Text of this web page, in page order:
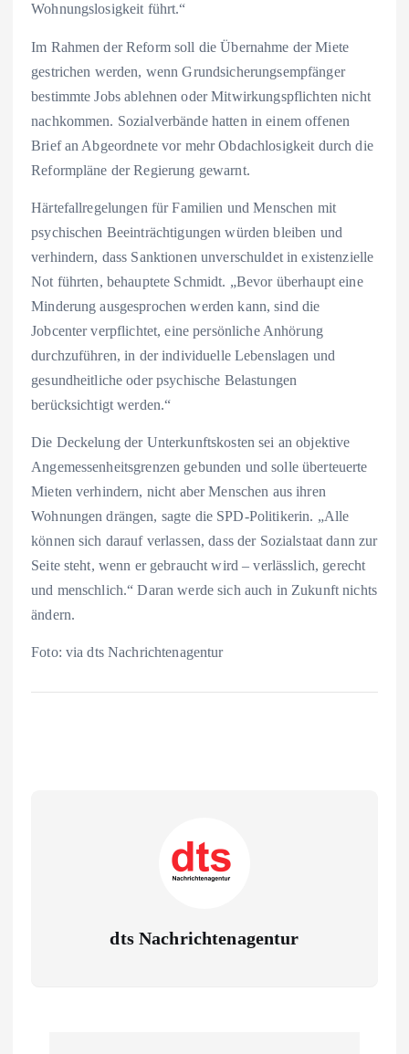
Wohnungslosigkeit führt.“
Im Rahmen der Reform soll die Übernahme der Miete
gestrichen werden, wenn Grundsicherungsempfänger
bestimmte Jobs ablehnen oder Mitwirkungspflichten nicht
nachkommen. Sozialverbände hatten in einem offenen
Brief an Abgeordnete vor mehr Obdachlosigkeit durch die
Reformpläne der Regierung gewarnt.
Härtefallregelungen für Familien und Menschen mit
psychischen Beeinträchtigungen würden bleiben und
verhindern, dass Sanktionen unverschuldet in existenzielle
Not führten, behauptete Schmidt. „Bevor überhaupt eine
Minderung ausgesprochen werden kann, sind die
Jobcenter verpflichtet, eine persönliche Anhörung
durchzuführen, in der individuelle Lebenslagen und
gesundheitliche oder psychische Belastungen
berücksichtigt werden.“
Die Deckelung der Unterkunftskosten sei an objektive
Angemessenheitsgrenzen gebunden und solle überteuerte
Mieten verhindern, nicht aber Menschen aus ihren
Wohnungen drängen, sagte die SPD-Politikerin. „Alle
können sich darauf verlassen, dass der Sozialstaat dann zur
Seite steht, wenn er gebraucht wird – verlässlich, gerecht
und menschlich.“ Daran werde sich auch in Zukunft nichts
ändern.
Foto: via dts Nachrichtenagentur
dts Nachrichtenagentur